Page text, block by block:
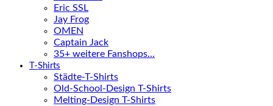
Eric SSL
Jay Frog
OMEN
Captain Jack
35+ weitere Fanshops…
T-Shirts
Städte-T-Shirts
Old-School-Design T-Shirts
Melting-Design T-Shirts